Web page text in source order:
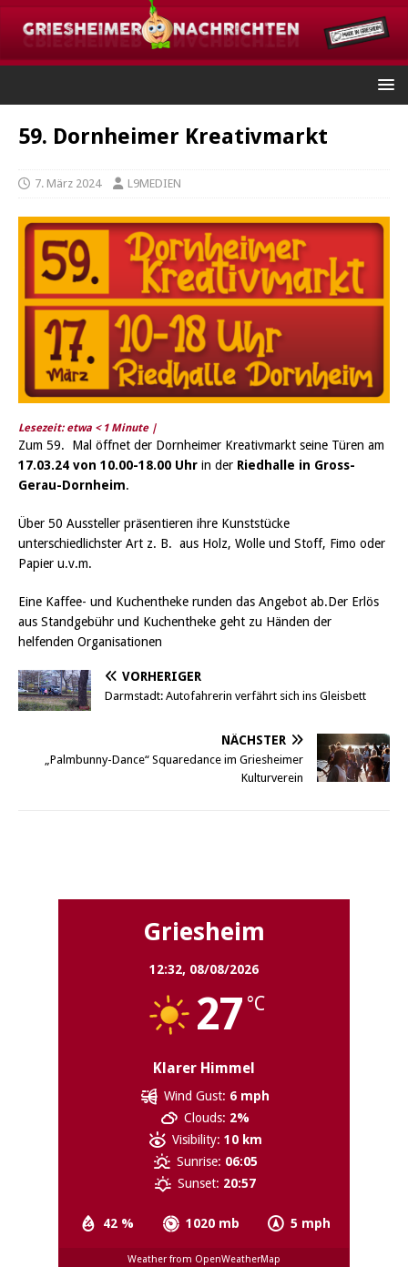
59. Dornheimer Kreativmarkt
7. März 2024 L9MEDIEN
Lesezeit: etwa < 1 Minute |
Zum 59. Mal öffnet der Dornheimer Kreativmarkt seine Türen am
17.03.24 von 10.00-18.00 Uhr in der Riedhalle in Gross-
Gerau-Dornheim.
Über 50 Aussteller präsentieren ihre Kunststücke
unterschiedlichster Art z. B. aus Holz, Wolle und Stoff, Fimo oder
Papier u.v.m.
Eine Kaffee- und Kuchentheke runden das Angebot ab.Der Erlös
aus Standgebühr und Kuchentheke geht zu Händen der
helfenden Organisationen
VORHERIGER
Darmstadt: Autofahrerin verfährt sich ins Gleisbett
NÄCHSTER
„Palmbunny-Dance“ Squaredance im Griesheimer
Kulturverein
Griesheim
12:32, 08/08/2026
27 °C
Klarer Himmel
42 % 1020 mb 5 mph
Wind Gust: 6 mph
Clouds: 2%
Visibility: 10 km
Sunrise: 06:05
Sunset: 20:57
Weather from OpenWeatherMap